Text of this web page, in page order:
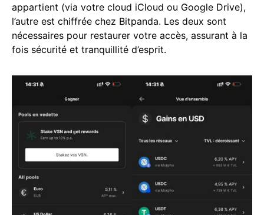
appartient (via votre cloud iCloud ou Google Drive),
l’autre est chiffrée chez Bitpanda. Les deux sont
nécessaires pour restaurer votre accès, assurant à la
fois sécurité et tranquillité d’esprit.